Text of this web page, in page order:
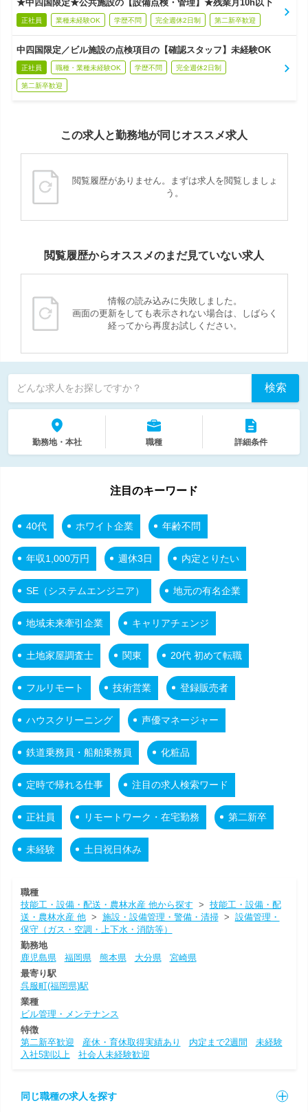
★中四国限定★公共施設の【設備点検・管理】★残業月10h以下
正社員 業種未経験OK 学歴不問 完全週休2日制 第二新卒歓迎
中四国限定／ビル施設の点検項目の【確認スタッフ】未経験OK
正社員 職種・業種未経験OK 学歴不問 完全週休2日制
第二新卒歓迎
この求人と勤務地が同じオススメ求人
閲覧履歴がありません。まずは求人を閲覧しましょ
う。
閲覧履歴からオススメのまだ見ていない求人
情報の読み込みに失敗しました。
画面の更新をしても表示されない場合は、しばらく
経ってから再度お試しください。
どんな求人をお探しですか？ 検索
勤務地・本社 職種 詳細条件
注目のキーワード
40代 ホワイト企業 年齢不問
年収1,000万円 週休3日 内定とりたい
SE（システムエンジニア） 地元の有名企業
地域未来牽引企業 キャリアチェンジ
土地家屋調査士 関東 20代 初めて転職
フルリモート 技術営業 登録販売者
ハウスクリーニング 声優マネージャー
鉄道乗務員・船舶乗務員 化粧品
定時で帰れる仕事 注目の求人検索ワード
正社員 リモートワーク・在宅勤務 第二新卒
未経験 土日祝日休み
職種
技能工・設備・配送・農林水産 他から探す > 技能工・設備・配
送・農林水産 他> 施設・設備管理・警備・清掃> 設備管理・
保守（ガス・空調・上下水・消防等）
勤務地
鹿児島県
福岡県 熊本県 大分県
宮崎県
最寄り駅
呉服町(福岡県)駅
業種
ビル管理・メンテナンス
特徴
第二新卒歓迎
産休・育休取得実績あり 内定まで2週間
未経験
入社5割以上
社会人未経験歓迎
同じ職種の求人を探す